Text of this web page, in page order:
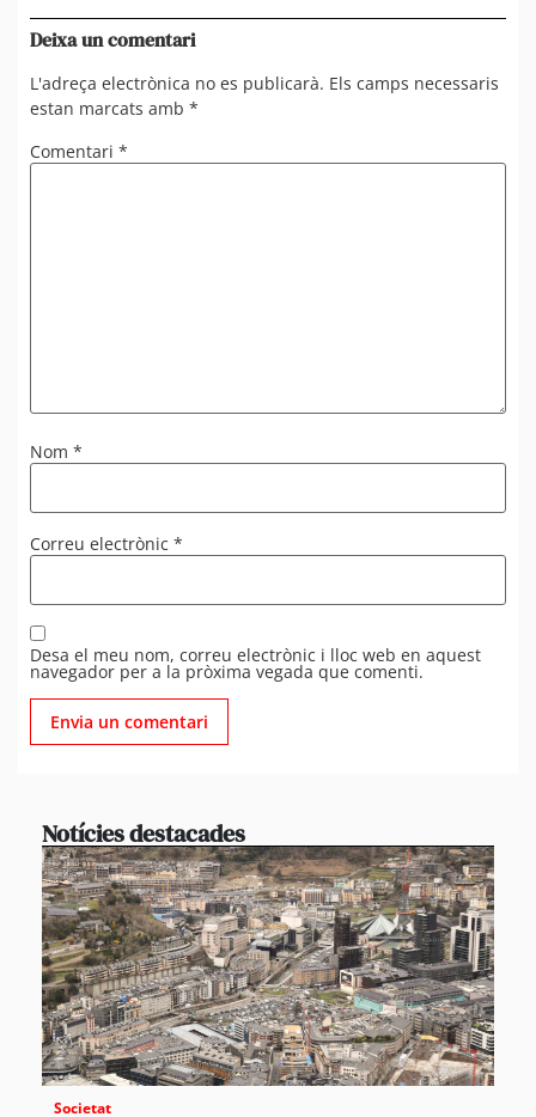
Deixa un comentari
L'adreça electrònica no es publicarà. Els camps necessaris
estan marcats amb *
Comentari *
Nom *
Correu electrònic *
Desa el meu nom, correu electrònic i lloc web en aquest
navegador per a la pròxima vegada que comenti.
Notícies destacades
Societat